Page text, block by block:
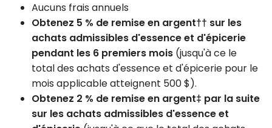
Aucuns frais annuels
Obtenez 5 % de remise en argent†† sur les
achats admissibles d'essence et d'épicerie
pendant les 6 premiers mois (jusqu'à ce le
total des achats d'essence et d'épicerie pour le
mois applicable atteignent 500 $).
Obtenez 2 % de remise en argent‡ par la suite
sur les achats admissibles d'essence et